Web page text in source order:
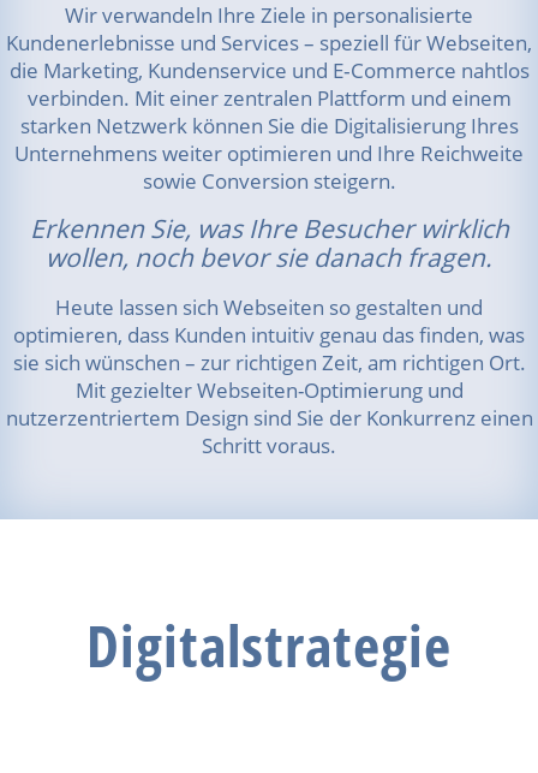
Wir verwandeln Ihre Ziele in personalisierte
Kundenerlebnisse und Services – speziell für Webseiten,
die Marketing, Kundenservice und E‑Commerce nahtlos
verbinden. Mit einer zentralen Plattform und einem
starken Netzwerk können Sie die Digitalisierung Ihres
Unternehmens weiter optimieren und Ihre Reichweite
sowie Conversion steigern.
Erkennen Sie, was Ihre Besucher wirklich
wollen, noch bevor sie danach fragen.
Heute lassen sich Webseiten so gestalten und
optimieren, dass Kunden intuitiv genau das finden, was
sie sich wünschen – zur richtigen Zeit, am richtigen Ort.
Mit gezielter Webseiten-Optimierung und
nutzerzentriertem Design sind Sie der Konkurrenz einen
Schritt voraus.
Digitalstrategie